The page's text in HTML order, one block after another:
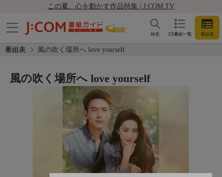
この夏、心を動かす作品特集 | J:COM TV
CS番組一覧 番組表
検索
番組表 風の吹く場所へ love yourself
風の吹く場所へ love yourself